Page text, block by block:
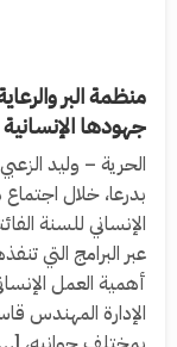
منظمة البر
جهودها
الحرية – وليد
بدرعا، خلال
الإنساني للسنة
عبر البرامج التي
أهمية العمل
الإدارة المهندس